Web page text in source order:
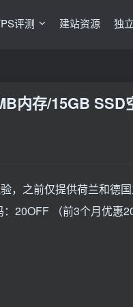
评测 建站资源 独
内存/15GB SSD
，之前仅提供荷兰和德
20OFF （前3个月优惠